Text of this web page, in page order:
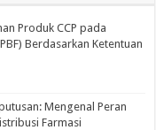
Produk CCP pada
Berdasarkan Ketentuan
Mengenal Peran
Farmasi